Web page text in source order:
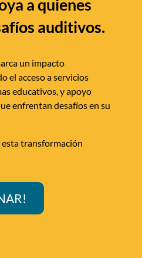
a quienes
auditivos.
un impacto
el acceso a servicios
educativos, y apoyo
enfrentan desafíos en su
esta transformación